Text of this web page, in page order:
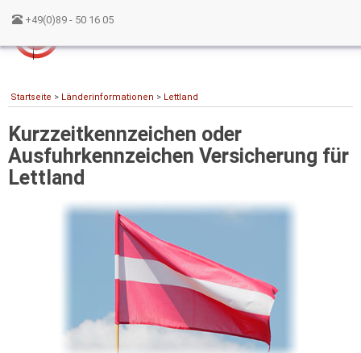
+49(0)89 - 50 16 05
Startseite > Länderinformationen > Lettland
Kurzzeitkennzeichen oder
Ausfuhrkennzeichen Versicherung für
Lettland